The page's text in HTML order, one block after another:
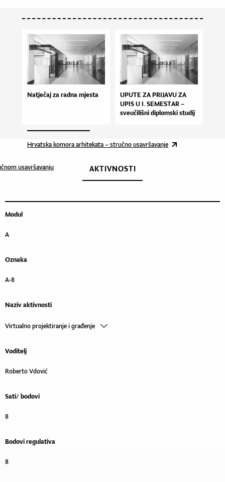
Natječaj za radna mjesta
UPUTE ZA PRIJAVU ZA
UPIS U I. SEMESTAR –
sveučilišni diplomski studij
Hrvatska komora arhitekata – stručno usavršavanje
usavršavanju AKTIVNOSTI
Modul
A
Oznaka
A-8
Naziv aktivnosti
Virtualno projektiranje i građenje
Voditelj
Roberto Vdović
Sati/ bodovi
8
Bodovi regulativa
8